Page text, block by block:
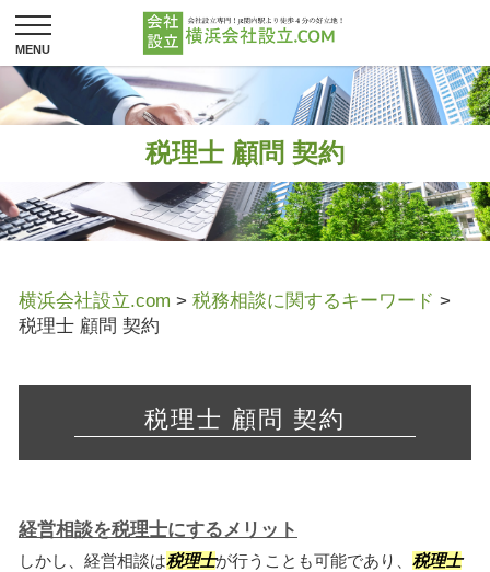
税理士 顧問 契約
横浜会社設立.com > 税務相談に関するキーワード >
税理士 顧問 契約
税理士 顧問 契約
経営相談を税理士にするメリット
しかし、経営相談は税理士が行うことも可能であり、 税理士